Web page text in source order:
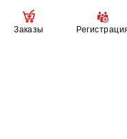
ИП Власов А.В. ИНН
317715400055552
Заказы